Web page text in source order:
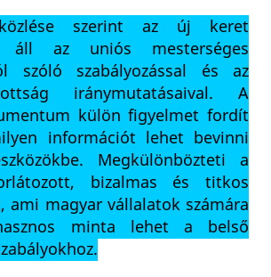
szerint az új keret
áll az uniós mesterséges
szóló szabályozással és az
iránymutatásaival. A
külön figyelmet fordít
információt lehet bevinni
Megkülönbözteti a
bizalmas és titkos
ami magyar vállalatok számára
minta lehet a belső